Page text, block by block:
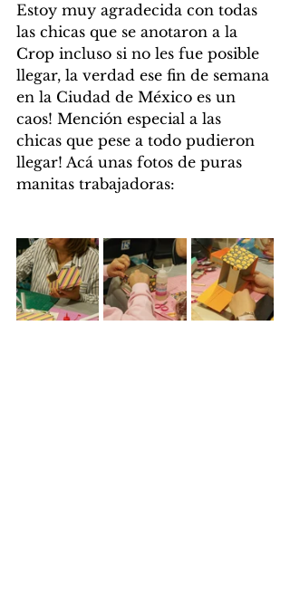
Estoy muy agradecida con todas
las chicas que se anotaron a la
Crop incluso si no les fue posible
llegar, la verdad ese fin de semana
en la Ciudad de México es un
caos! Mención especial a las
chicas que pese a todo pudieron
llegar! Acá unas fotos de puras
manitas trabajadoras: